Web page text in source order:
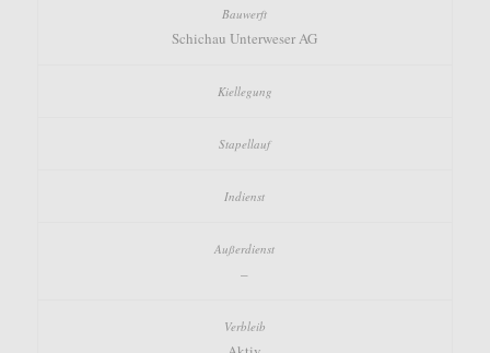
Schichau Unterweser AG
–